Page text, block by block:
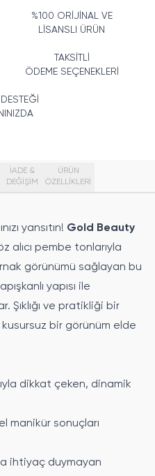
%100 ORİJİNAL VE
LİSANSLI ÜRÜN
TAKSİTLİ
ÖDEME SEÇENEKLERİ
İADE &
DEĞİŞİM
ÜRÜN
ÖZELLIKLERI
yansıtın! Gold Beauty
alıcı pembe tonlarıyla
görünümü sağlayan bu
yapısı ile
Şıklığı ve pratikliği bir
bir görünüm elde
dikkat çeken, dinamik
manikür sonuçları
ihtiyaç duymayan